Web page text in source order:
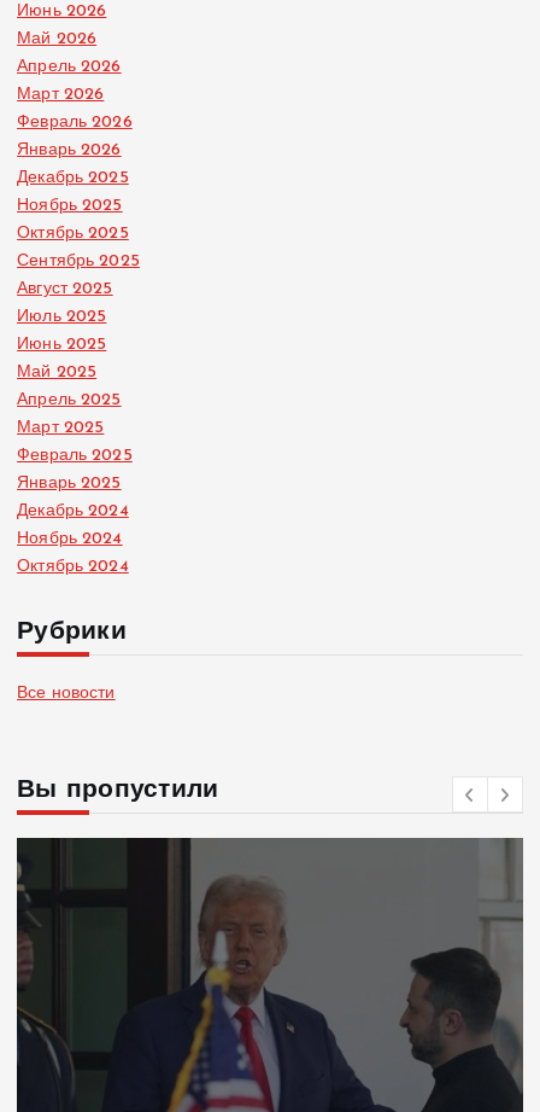
Июнь 2026
Май 2026
Апрель 2026
Март 2026
Февраль 2026
Январь 2026
Декабрь 2025
Ноябрь 2025
Октябрь 2025
Сентябрь 2025
Август 2025
Июль 2025
Июнь 2025
Май 2025
Апрель 2025
Март 2025
Февраль 2025
Январь 2025
Декабрь 2024
Ноябрь 2024
Октябрь 2024
Рубрики
Все новости
Вы пропустили